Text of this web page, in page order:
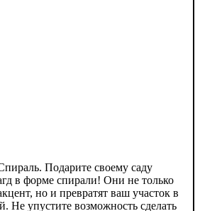
Подарите своему саду
в форме спирали! Они не только
но и превратят ваш участок в
Не упустите возможность сделать